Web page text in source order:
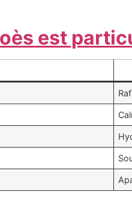
est